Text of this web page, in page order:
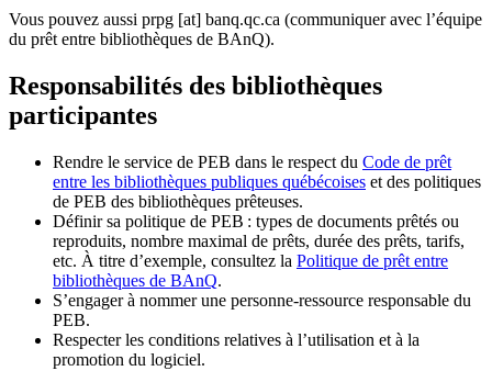
Vous pouvez aussi prpg [at] banq.qc.ca (communiquer avec l’équipe
du prêt entre bibliothèques de BAnQ).
Responsabilités des bibliothèques
participantes
Rendre le service de PEB dans le respect du Code de prêt
entre les bibliothèques publiques québécoises et des politiques
de PEB des bibliothèques prêteuses.
Définir sa politique de PEB : types de documents prêtés ou
reproduits, nombre maximal de prêts, durée des prêts, tarifs,
etc. À titre d’exemple, consultez la Politique de prêt entre
bibliothèques de BAnQ.
S’engager à nommer une personne-ressource responsable du
PEB.
Respecter les conditions relatives à l’utilisation et à la
promotion du logiciel.